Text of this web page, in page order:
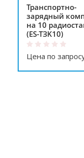
Транспортно-
зарядный
на 10
(ES-TЗK10)
Цена по